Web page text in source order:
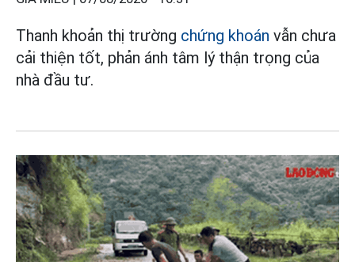
Thanh khoản thị trường chứng khoán vẫn chưa
cải thiện tốt, phản ánh tâm lý thận trọng của
nhà đầu tư.